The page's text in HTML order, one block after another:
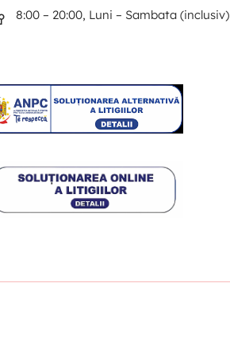
8:00 – 20:00, Luni – Sambata (inclusiv)